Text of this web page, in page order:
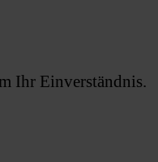
Ihr Einverständnis.